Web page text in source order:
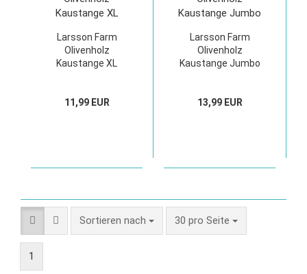
Larsson Farm
Olivenholz
Kaustange XL
11,99 EUR
Larsson Farm
Olivenholz
Kaustange Jumbo
13,99 EUR
Sortieren nach 30 pro Seite
1